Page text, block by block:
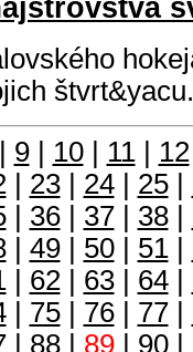
9| 10| 11| 12
| 23| 24| 25|
| 36| 37| 38|
| 49| 50| 51|
| 62| 63| 64|
| 75| 76| 77|
| 88| 89| 90|